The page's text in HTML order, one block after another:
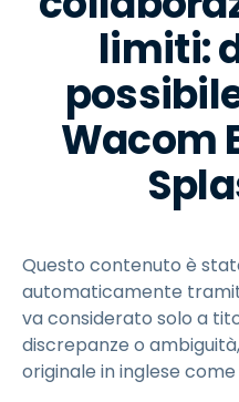
limiti:
Wacom
Questo contenuto è
automaticamente
va considerato solo a
discrepanze o
originale in inglese